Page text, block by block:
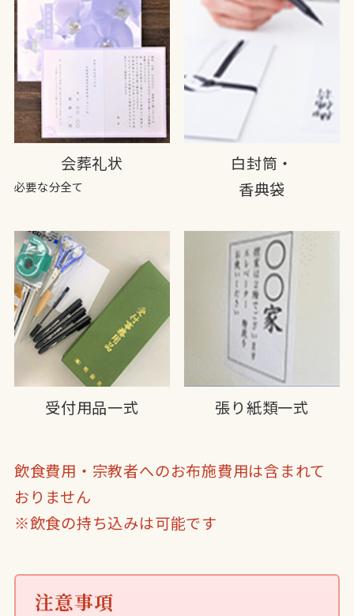
会葬礼状
必要な分全て
白封筒・
香典袋
受付用品一式 張り紙類一式
飲食費用・宗教者へのお布施費用は含まれて
おりません
※飲食の持ち込みは可能です
注意事項